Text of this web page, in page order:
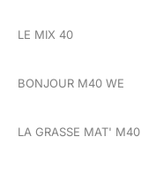
LE MIX 40
BONJOUR M40 WE
LA GRASSE MAT' M40